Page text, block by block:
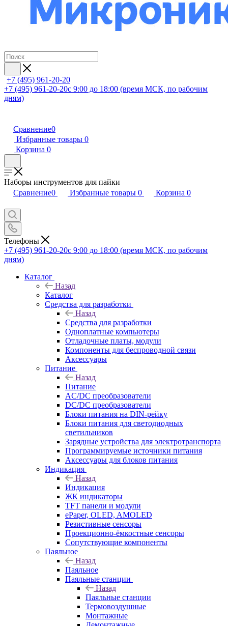
+7 (495) 961-20-20
+7 (495) 961-20-20с 9:00 до 18:00 (время МСК, по рабочим
дням)
Сравнение0
Избранные товары 0
Корзина 0
Наборы инструментов для пайки
Сравнение0 Избранные товары 0 Корзина 0
Телефоны
+7 (495) 961-20-20с 9:00 до 18:00 (время МСК, по рабочим
дням)
Каталог
Назад
Каталог
Средства для разработки
Назад
Средства для разработки
Одноплатные компьютеры
Отладочные платы, модули
Компоненты для беспроводной связи
Аксессуары
Питание
Назад
Питание
AC/DC преобразователи
DC/DC преобразователи
Блоки питания на DIN-рейку
Блоки питания для светодиодных
светильников
Зарядные устройства для электротранспорта
Программируемые источники питания
Аксессуары для блоков питания
Индикация
Назад
Индикация
ЖК индикаторы
TFT панели и модули
ePaper, OLED, AMOLED
Резистивные сенсоры
Проекционно-ёмкостные сенсоры
Сопутствующие компоненты
Паяльное
Назад
Паяльное
Паяльные станции
Назад
Паяльные станции
Термовоздушные
Монтажные